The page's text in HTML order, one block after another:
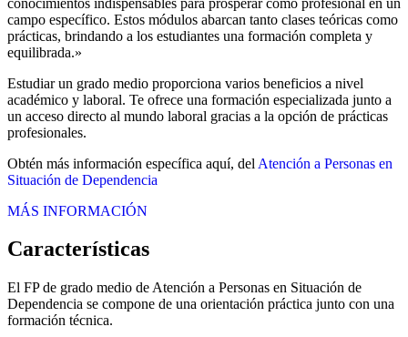
campo específico. Estos módulos abarcan tanto clases teóricas como
prácticas, brindando a los estudiantes una formación completa y
equilibrada.»
Estudiar un grado medio proporciona varios beneficios a nivel
académico y laboral. Te ofrece una formación especializada junto a
un acceso directo al mundo laboral gracias a la opción de prácticas
profesionales.
Obtén más información específica aquí, del Atención a Personas en
Situación de Dependencia
MÁS INFORMACIÓN
Características
El FP de grado medio de Atención a Personas en Situación de
Dependencia se compone de una orientación práctica junto con una
formación técnica.